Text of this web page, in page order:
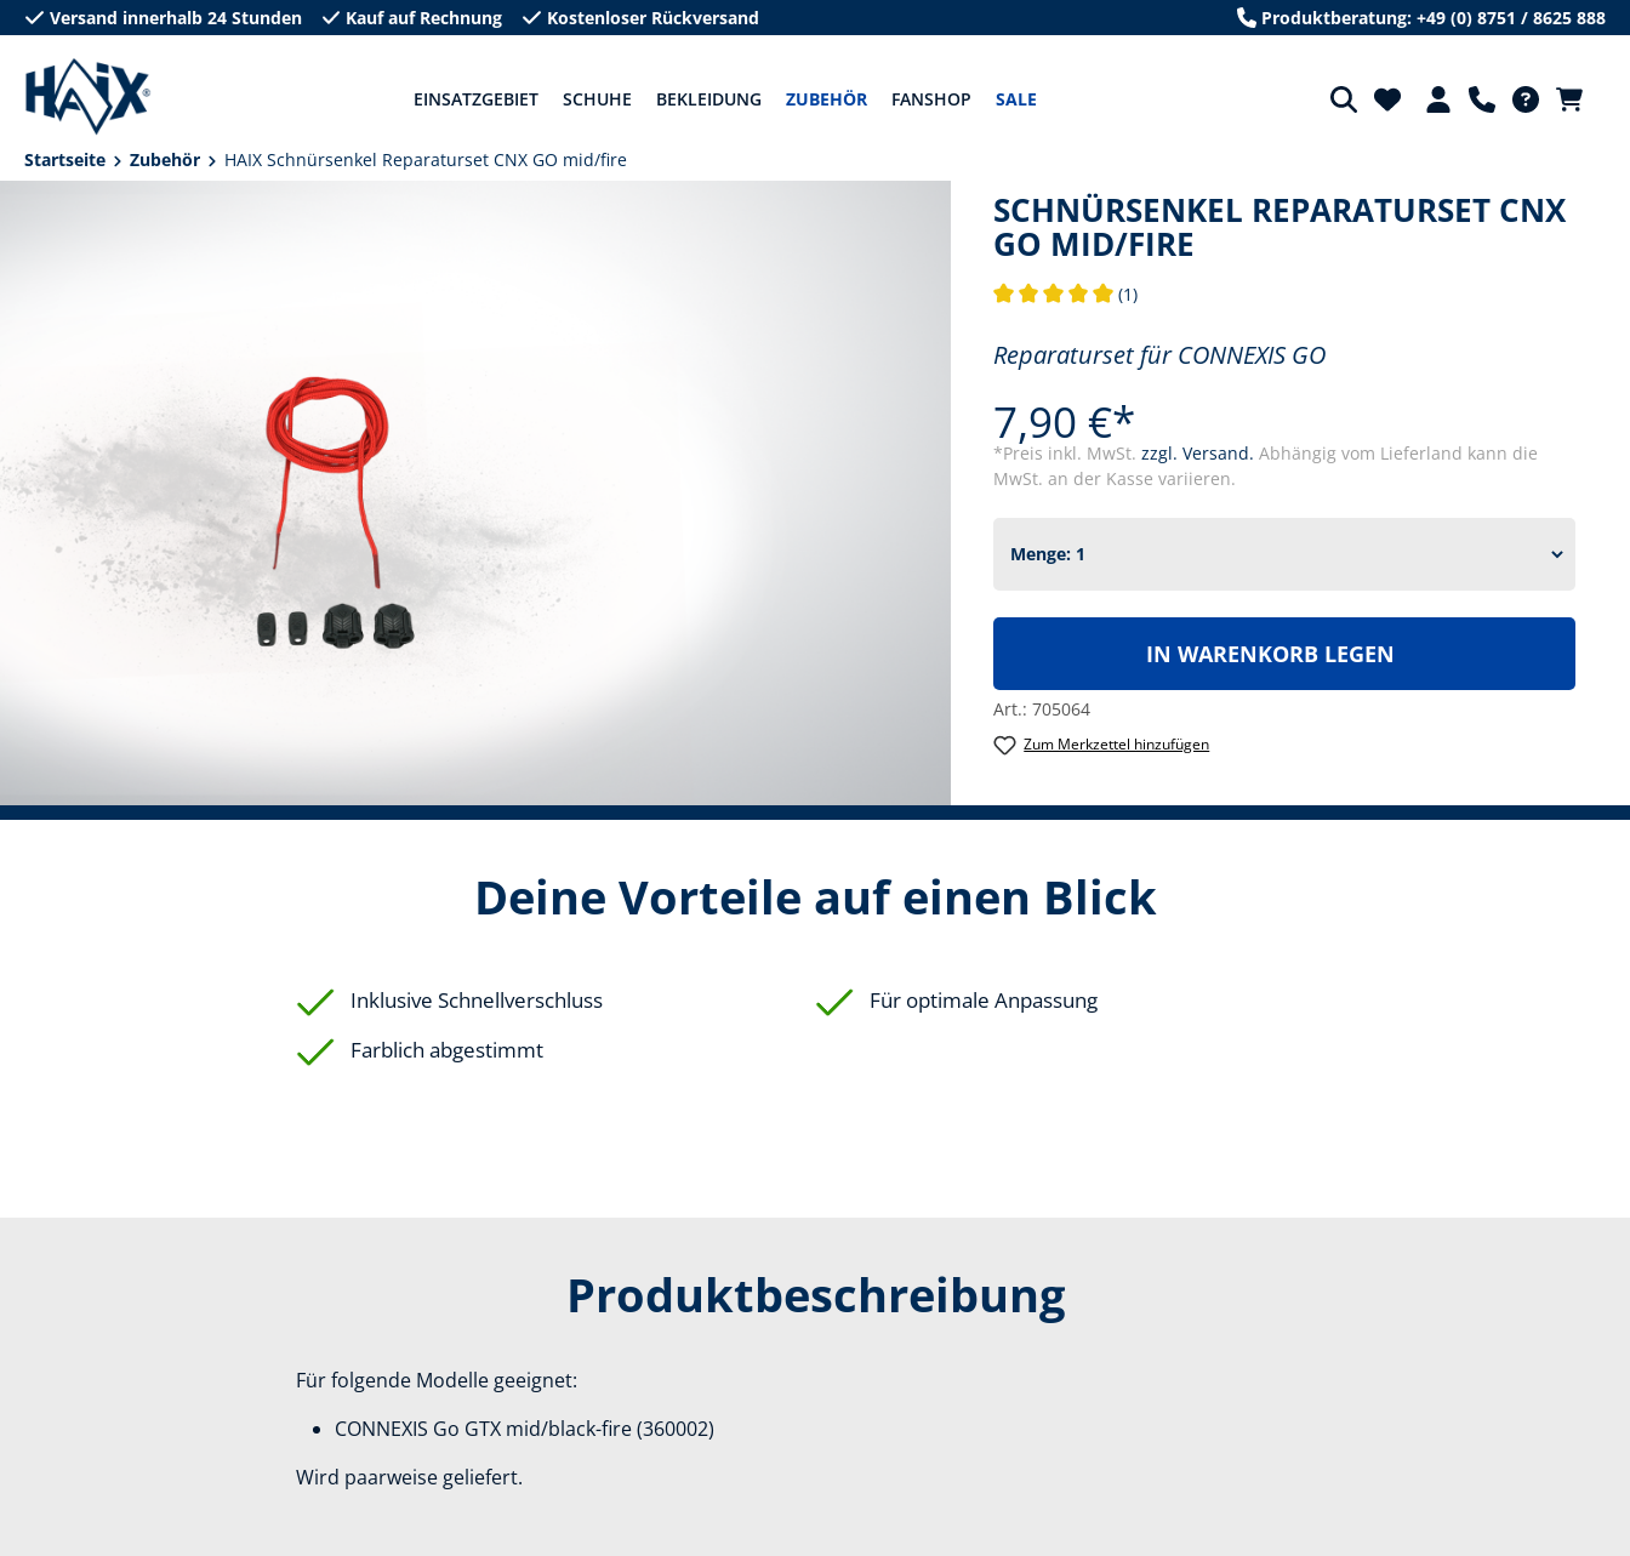
Zur Hauptnavigation springen
Versand innerhalb 24 Stunden Kauf auf Rechnung Kostenloser Rückversand Produktberatung: +49 (0) 8751 / 8625 888
EINSATZGEBIET SCHUHE BEKLEIDUNG ZUBEHÖR FANSHOP SALE
Startseite Zubehör HAIX Schnürsenkel Reparaturset CNX GO mid/fire
SCHNÜRSENKEL REPARATURSET CNX
GO MID/FIRE
(1)
Reparaturset für CONNEXIS GO
7,90 €*
*Preis inkl. MwSt. zzgl. Versand. Abhängig vom Lieferland kann die
MwSt. an der Kasse variieren.
IN WARENKORB LEGEN
Art.: 705064
Zum Merkzettel hinzufügen
Deine Vorteile auf einen Blick
Inklusive Schnellverschluss
Für optimale Anpassung
Farblich abgestimmt
Produktbeschreibung
Für folgende Modelle geeignet:
CONNEXIS Go GTX mid/black-fire (360002)
Wird paarweise geliefert.